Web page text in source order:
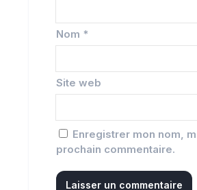
Nom *
Site web
Enregistrer mon nom,
prochain commentaire.